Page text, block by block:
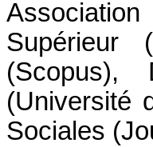
Supérieur
(Scopus),
(Université
Sociales